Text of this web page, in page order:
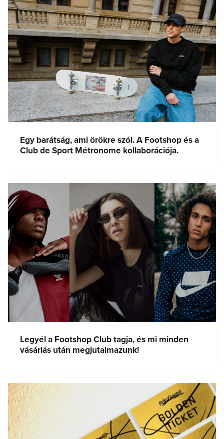
Egy barátság, ami örökre szól. A Footshop és a
Club de Sport Métronome kollaborációja.
Legyél a Footshop Club tagja, és mi minden
vásárlás után megjutalmazunk!